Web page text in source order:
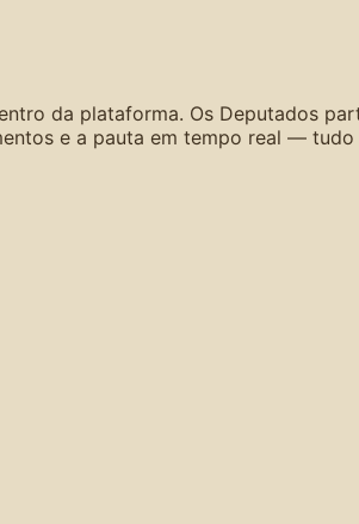
da plataforma. Os Deputados
e a pauta em tempo real —